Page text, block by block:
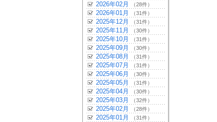
2026年02月 （28件）
2026年01月 （31件）
2025年12月 （31件）
2025年11月 （30件）
2025年10月 （31件）
2025年09月 （30件）
2025年08月 （31件）
2025年07月 （31件）
2025年06月 （30件）
2025年05月 （31件）
2025年04月 （30件）
2025年03月 （32件）
2025年02月 （28件）
2025年01月 （31件）